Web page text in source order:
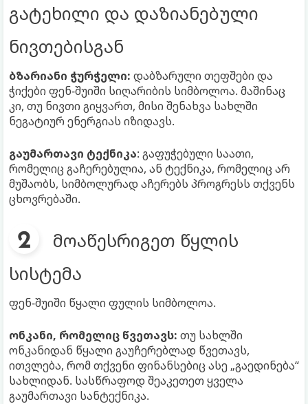
გატეხილი და დაზიანებული
ნივთებისგან
ბზარიანი ჭურჭელი: დაბზარული თეფშები და
ჭიქები ფენ-შუიში სიღარიბის სიმბოლოა. მაშინაც
კი, თუ ნივთი გიყვართ, მისი შენახვა სახლში
ნეგატიურ ენერგიას იზიდავს.
გაუმართავი ტექნიკა: გაფუჭებული საათი,
რომელიც გაჩერებულია, ან ტექნიკა, რომელიც არ
მუშაობს, სიმბოლურად აჩერებს პროგრესს თქვენს
ცხოვრებაში.
მოაწესრიგეთ წყლის
სისტემა
ფენ-შუიში წყალი ფულის სიმბოლოა.
ონკანი, რომელიც წვეთავს: თუ სახლში
ონკანიდან წყალი გაუჩერებლად წვეთავს,
ითვლება, რომ თქვენი ფინანსებიც ასე „გაედინება“
სახლიდან. სასწრაფოდ შეაკეთეთ ყველა
გაუმართავი სანტექნიკა.